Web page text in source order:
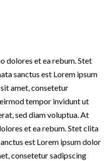
dolores et ea rebum. Stet
sanctus est Lorem ipsum
amet, consetetur
tempor invidunt ut
sed diam voluptua. At
et ea rebum. Stet clita
est Lorem ipsum dolor
consetetur sadipscing